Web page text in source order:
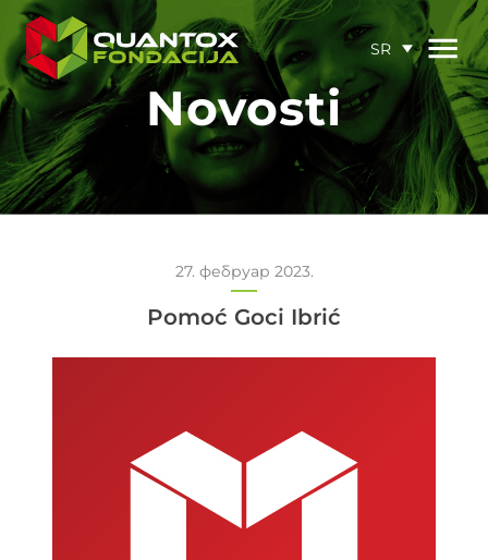
SR
Novosti
27. фебруар 2023.
Pomoć Goci Ibrić